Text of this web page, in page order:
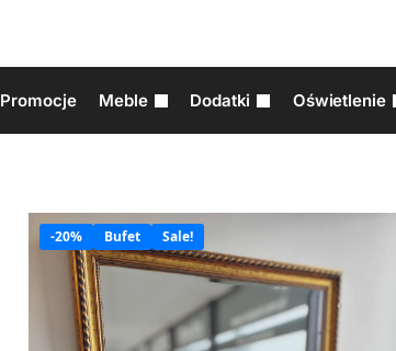
Promocje Meble Dodatki Oświetlenie
-20% Bufet Sale!